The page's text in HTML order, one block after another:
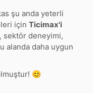
şu anda yeterli
için Ticimax'i
sektör deneyimi,
alanda daha uygun
😊